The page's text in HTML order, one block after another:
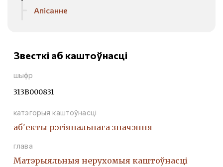
Апісанне
Звесткі аб каштоўнасці
шыфр
313В000831
катэгорыя каштоўнасці
аб'екты рэгіянальнага значэння
глава
Матэрыяльныя нерухомыя каштоўнасці